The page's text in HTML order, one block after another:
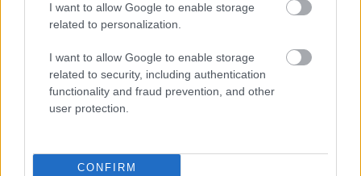
I want to allow Google to enable storage
related to personalization.
I want to allow Google to enable storage
related to security, including authentication
functionality and fraud prevention, and other
user protection.
CONFIRM
#199 - Backrooms, Megszállottság, Kill
Bill – A teljes véres történet, Szőkék
előnyben